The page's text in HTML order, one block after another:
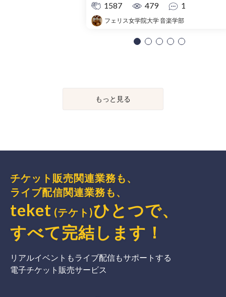
1587
479 1
フェリス女学院大学 音楽学部
もっと見る
チケット販売関連業務も、
ライブ配信関連業務も、
teket (テケト)ひとつで、
すべて完結 します ！
リアルイベントもライブ配信もサポートする
電子チケット販売サービス